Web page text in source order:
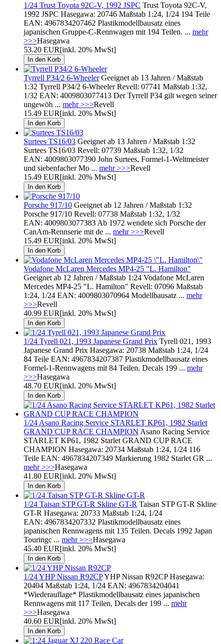
1/24 Trust Toyota 92C-V, 1992 JSPC Trust Toyota 92C-V,
1992 JSPC Hasegawa: 20746 Maßstab 1:24, 1/24 194 Teile
EAN: 4967834207462 Plastikmodellbausatz eines
japanischen Gruppe-C-Rennwagen mit 194 Teilen. ... mehr
>>>Hasegawa
53.20 EUR[inkl. 20% MwSt]
Tyrrell P34/2 6-WheelerGeeignet ab 13 Jahren / Maßstab
1:32 Tyrrell P34/2 6-Wheeler Revell: 07741 Maßstab 1:32,
1/32 EAN: 4009803077413 Der Tyrrell P34 gilt wegen seiner
ungewöh ... mehr >>>Revell
15.49 EUR[inkl. 20% MwSt]
Surtees TS16/03 Geeignet ab 13 Jahren / Maßstab 1:32
Surtees TS16/03 Revell: 07739 Maßstab 1:32, 1/32
EAN: 4009803077390 John Surtees, Formel-1-Weltmeister
und siebenfacher Mo ... mehr >>>Revell
15.49 EUR[inkl. 20% MwSt]
Porsche 917/10 Geeignet ab 12 Jahren / Maßstab 1:32
Porsche 917/10 Revell: 07738 Maßstab 1:32, 1/32
EAN: 4009803077383 Ab 1972 wendete sich Porsche der
CanAm-Rennserie mit de ... mehr >>>Revell
15.49 EUR[inkl. 20% MwSt]
Vodafone McLaren Mercedes MP4-25 "L. Hamilton"
Geeignet ab 12 Jahren / Maßstab 1:24 Vodafone McLaren
Mercedes MP4-25 "L. Hamilton" Revell: 07096 Maßstab
1:24, 1/24 EAN: 4009803070964 Modellbausatz ... mehr
>>>Revell
40.99 EUR[inkl. 20% MwSt]
1/24 Tyrell 021, 1993 Japanese Grand Prix Tyrell 021, 1993
Japanese Grand Prix Hasegawa: 20738 Maßstab 1:24, 1/24
84 Teile EAN: 4967834207387 Plastikmodellbausatz eines
Formel-1-Rennwagens mit 84 Teilen. Decals 199 ... mehr
>>>Hasegawa
48.70 EUR[inkl. 20% MwSt]
1/24 Asano Racing Service STARLET KP61, 1982 Starlet
GRAND CUP RACE CHAMPION Asano Racing Service
STARLET KP61, 1982 Starlet GRAND CUP RACE
CHAMPION Hasegawa: 20734 Maßstab 1:24, 1/24 116
Teile EAN: 4967834207349 Markierung 1982 Starlet GR ...
mehr >>>Hasegawa
41.80 EUR[inkl. 20% MwSt]
1/24 Taisan STP GT-R Skline GT-R Taisan STP GT-R Skline
GT-R Hasegawa: 20733 Maßstab 1:24, 1/24
EAN: 4967834207332 Plastikmodellbausatz eines
japanischen Rennwagens mit 135 Teilen. Decals 1992 Japan
Touringc ... mehr >>>Hasegawa
45.40 EUR[inkl. 20% MwSt]
1/24 YHP Nissan R92CPYHP Nissan R92CP Hasegawa:
20404 Maßstab 1:24, 1/24 EAN: 4967834204041
*Wiederauflage* Plastikmodellbausatz eines japanischen
Rennwagens mit 117 Teilen, Decals der 199 ... mehr
>>>Hasegawa
40.60 EUR[inkl. 20% MwSt]